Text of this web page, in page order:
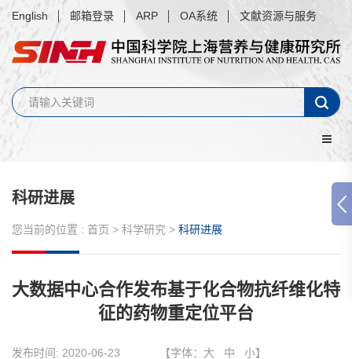
English 邮箱登录 ARP OA系统 文献资源与服务
科研进展
您当前的位置 : 首页 > 科学研究 > 科研进展
大数据中心合作发布基于化合物抗纤维化特
征的药物重定位平台
发布时间: 2020-06-23 【字体： 大 中 小】